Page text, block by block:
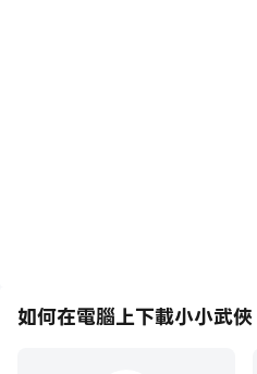
如何在電腦上下載小小武俠